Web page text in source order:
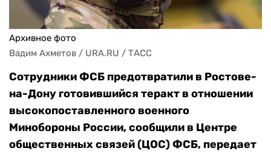
Архивное фото
Вадим Ахметов / URA.RU / ТАСС
Сотрудники ФСБ предотвратили в Ростове-
на-Дону готовившийся теракт в отношении
высокопоставленного военного
Минобороны России, сообщили в Центре
общественных связей (ЦОС) ФСБ, передает